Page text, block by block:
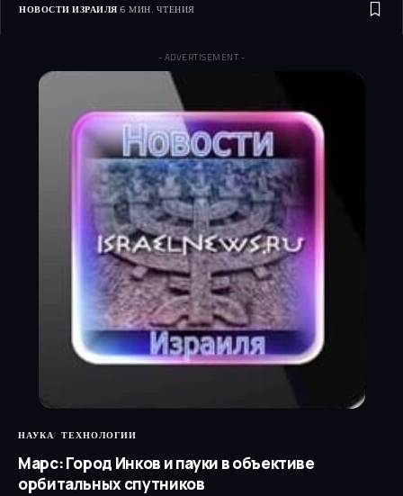
НОВОСТИ ИЗРАИЛЯ 6 МИН. ЧТЕНИЯ
- ADVERTISEMENT -
НАУКА ТЕХНОЛОГИИ
Марс: Город Инков и пауки в объективе
орбитальных спутников